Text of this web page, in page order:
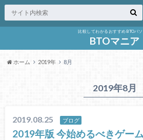
比較してわかるおすすめBTOパ
BTOマニア
ホーム 2019年 8月
2019年8月
2019.08.25 ブログ
2019年版 今始めるべきゲー